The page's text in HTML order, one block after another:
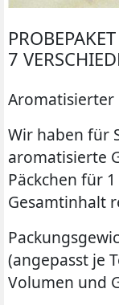
7
Aromatisierter
Wir haben für
aromatisierte
Päckchen für
Gesamtinhalt
(angepasst je
Volumen und